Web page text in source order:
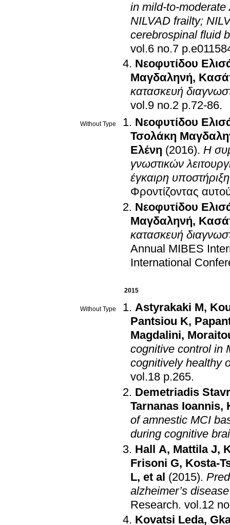
in mild-to-
NILVAD frailty;
cerebrospinal fluid
vol.6 no.7
Νεοφυτίδου
Μαγδαληνή,
κατασκευή
vol.9 no.2 p.72-86.
Without Type
Νεοφυτίδου
Τσολάκη
Ελένη (2016). Η
γνωστικών
έγκαιρη
Φροντίζοντας
Νεοφυτίδου
Μαγδαληνή,
κατασκευή
Annual MIBES
International
2015
Without Type Astyrakaki M,
Pantsiou K,
Magdalini,
cognitive control in
cognitively healthy
vol.18 p.265.
Demetriadis
Tarnanas Ioannis,
of amnestic MCI
during cognitive
Hall A, Mattila J,
Frisoni G, Kosta-
L, et al (2015).
alzheimer’s
Research.
Kovatsi Leda,